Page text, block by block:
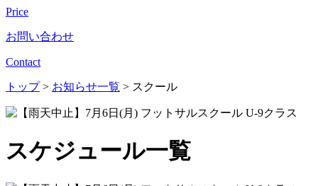
Price
お問い合わせ
Contact
トップ> お知らせ一覧 > スクール
スケジュール一覧